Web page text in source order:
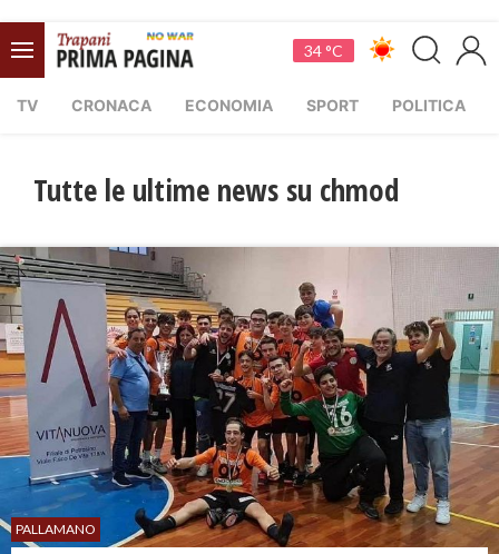
34 °C
TV CRONACA ECONOMIA SPORT POLITICA
Tutte le ultime news su chmod
PALLAMANO